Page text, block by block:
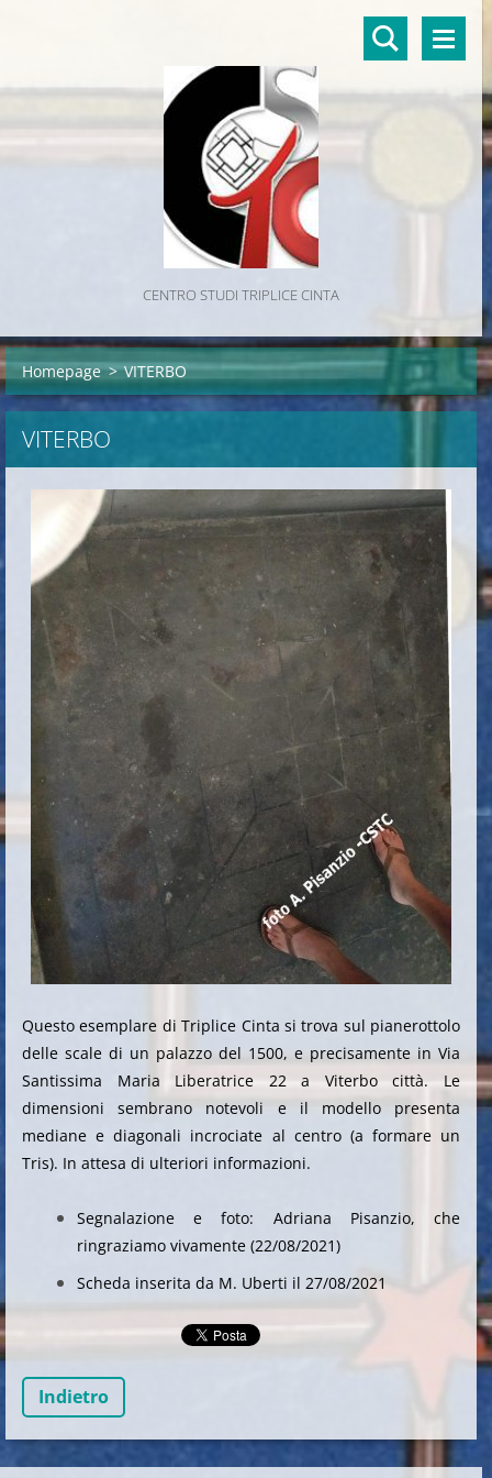
CENTRO STUDI TRIPLICE CINTA
Homepage > VITERBO
VITERBO
Questo esemplare di Triplice Cinta si trova sul pianerottolo
delle scale di un palazzo del 1500, e precisamente in Via
Santissima Maria Liberatrice 22 a Viterbo città. Le
dimensioni sembrano notevoli e il modello presenta
mediane e diagonali incrociate al centro (a formare un
Tris). In attesa di ulteriori informazioni.
Segnalazione e foto: Adriana Pisanzio, che
ringraziamo vivamente (22/08/2021)
Scheda inserita da M. Uberti il 27/08/2021
Indietro